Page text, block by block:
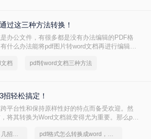
过这三种方法转换！
办公文件，有很多都是没有办法编辑的PDF格
什么办法能将pdf图片转word文档再进行编辑
档 pdf转word文档三种方法
轻松搞定！
平台性和保持原样性好的特点而备受欢迎。然
将其转换为Word文档就变得尤为重要。那么pdf
pdf怎么转换成word？几招轻松搞定 pdf格式怎么转换成word，一招轻松解决